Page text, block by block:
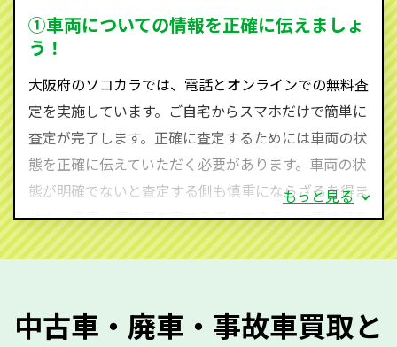
を実現し、お客様に利益を還元することができるので
す。
590-870）までお問い合わせ下さい。
査定・ご相談・見積もりはすべて無料で行います。安
心してお問い合わせください。
①車両についての情報を正確に伝えましょ
う！
大阪府のソコカラでは、電話とオンラインでの無料査
定を実施しています。ご自宅からスマホだけで簡単に
査定が完了します。正確に査定するためには車両の状
態を正確に伝えていただく必要があります。車両の状
態が明確でないと査定する側も慎重にならざるを得ま
せん。廃車・事故車査定する際はできるだけ車検証を
ご準備ください。車検証があることで車両状態や年式
質問させていただく内容は以下の通りとなります。
もっと見る
中古車・廃車・事故車買取と